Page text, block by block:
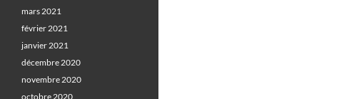
mars 2021
février 2021
janvier 2021
décembre 2020
novembre 2020
octobre 2020